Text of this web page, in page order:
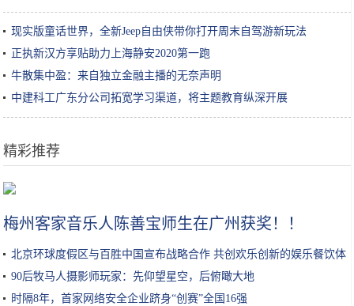
现实版童话世界，全新Jeep自由侠带你打开周末自驾游新玩法
正执新汉方享贴助力上海静安2020第一跑
牛散集中盈：来自独立金融主播的无奈声明
中建科工广东分公司拓宽学习渠道，将主题教育纵深开展
精彩推荐
梅州客家音乐人陈善宝师生在广州获奖！！
北京环球度假区与百胜中国宣布战略合作 共创欢乐创新的娱乐餐饮体
验
90后牧马人摄影师玩家：先仰望星空，后俯瞰大地
时隔8年，首家网络安全企业跻身“创赛”全国16强